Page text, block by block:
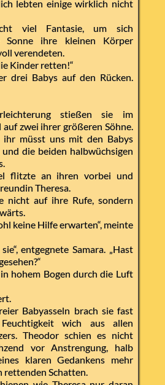
lebten einige wirklich nicht
viel Fantasie, um sich
Sonne ihre kleinen Körper
verendeten.
Kinder retten!“
drei Babys auf den Rücken.
stießen sie im
zwei ihrer größeren Söhne.
müsst uns mit den Babys
und die beiden halbwüchsigen
flitzte an ihren vorbei und
Theresa.
nicht auf ihre Rufe, sondern
keine Hilfe erwarten“, meinte
entgegnete Samara. „Hast
hohem Bogen durch die Luft
Babyasseln brach sie fast
wich aus allen
Theodor schien es nicht
vor Anstrengung, halb
klaren Gedankens mehr
rettenden Schatten.